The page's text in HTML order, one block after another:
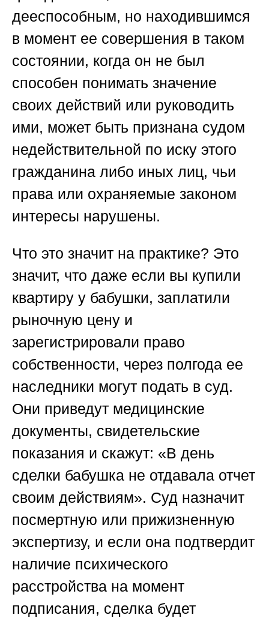
дееспособным, но находившимся
в момент ее совершения в таком
состоянии, когда он не был
способен понимать значение
своих действий или руководить
ими, может быть признана судом
недействительной по иску этого
гражданина либо иных лиц, чьи
права или охраняемые законом
интересы нарушены.
Что это значит на практике? Это
значит, что даже если вы купили
квартиру у бабушки, заплатили
рыночную цену и
зарегистрировали право
собственности, через полгода ее
наследники могут подать в суд.
Они приведут медицинские
документы, свидетельские
показания и скажут: «В день
сделки бабушка не отдавала отчет
своим действиям». Суд назначит
посмертную или прижизненную
экспертизу, и если она подтвердит
наличие психического
расстройства на момент
подписания, сделка будет